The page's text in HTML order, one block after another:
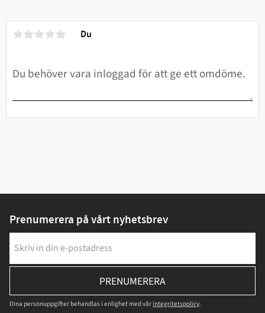
Du
Prenumerera på vårt nyhetsbrev
PRENUMERERA
Dina personuppgifter behandlas i enlighet med vår integritetspolicy.